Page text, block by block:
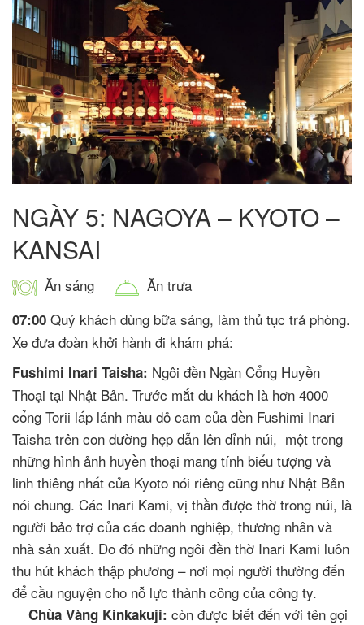
NGÀY 5: NAGOYA – KYOTO –
KANSAI
Ăn sáng Ăn trưa
07:00 Quý khách dùng bữa sáng, làm thủ tục trả phòng.
Xe đưa đoàn khởi hành đi khám phá:
Fushimi Inari Taisha: Ngôi đền Ngàn Cổng Huyền
Thoại tại Nhật Bản. Trước mắt du khách là hơn 4000
cổng Torii lấp lánh màu đỏ cam của đền Fushimi Inari
Taisha trên con đường hẹp dẫn lên đỉnh núi, một trong
những hình ảnh huyền thoại mang tính biểu tượng và
linh thiêng nhất của Kyoto nói riêng cũng như Nhật Bản
nói chung. Các Inari Kami, vị thần được thờ trong núi, là
người bảo trợ của các doanh nghiệp, thương nhân và
nhà sản xuất. Do đó những ngôi đền thờ Inari Kami luôn
thu hút khách thập phương – nơi mọi người thường đến
để cầu nguyện cho nỗ lực thành công của công ty.
Chùa Vàng Kinkakuji: còn được biết đến với tên gọi